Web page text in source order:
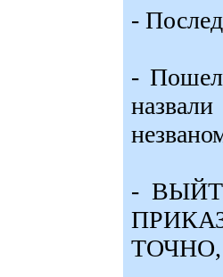
-
- Пошел
-